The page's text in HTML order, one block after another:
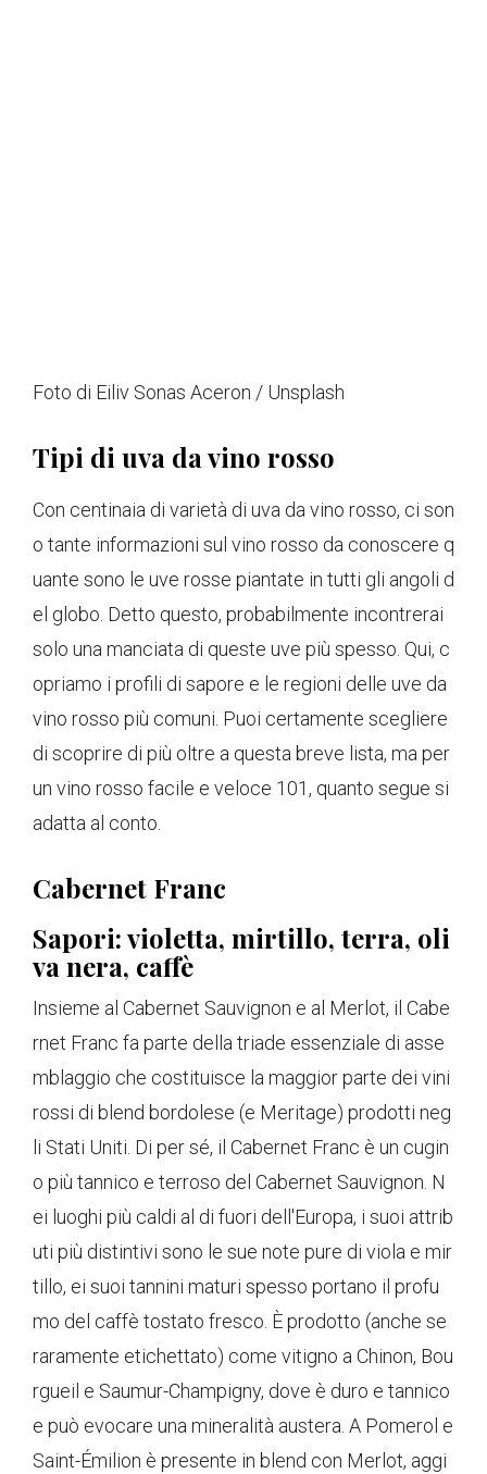
Foto di Eiliv Sonas Aceron / Unsplash
Tipi di uva da vino rosso
Con centinaia di varietà di uva da vino rosso, ci son
o tante informazioni sul vino rosso da conoscere q
uante sono le uve rosse piantate in tutti gli angoli d
el globo. Detto questo, probabilmente incontrerai
solo una manciata di queste uve più spesso. Qui, c
opriamo i profili di sapore e le regioni delle uve da
vino rosso più comuni. Puoi certamente scegliere
di scoprire di più oltre a questa breve lista, ma per
un vino rosso facile e veloce 101, quanto segue si
adatta al conto.
Cabernet Franc
Sapori: violetta, mirtillo, terra, oli
va nera, caffè
Insieme al Cabernet Sauvignon e al Merlot, il Cabe
rnet Franc fa parte della triade essenziale di asse
mblaggio che costituisce la maggior parte dei vini
rossi di blend bordolese (e Meritage) prodotti neg
li Stati Uniti. Di per sé, il Cabernet Franc è un cugin
o più tannico e terroso del Cabernet Sauvignon. N
ei luoghi più caldi al di fuori dell'Europa, i suoi attrib
uti più distintivi sono le sue note pure di viola e mir
tillo, ei suoi tannini maturi spesso portano il profu
mo del caffè tostato fresco. È prodotto (anche se
raramente etichettato) come vitigno a Chinon, Bou
rgueil e Saumur-Champigny, dove è duro e tannico
e può evocare una mineralità austera. A Pomerol e
Saint-Émilion è presente in blend con Merlot, aggi